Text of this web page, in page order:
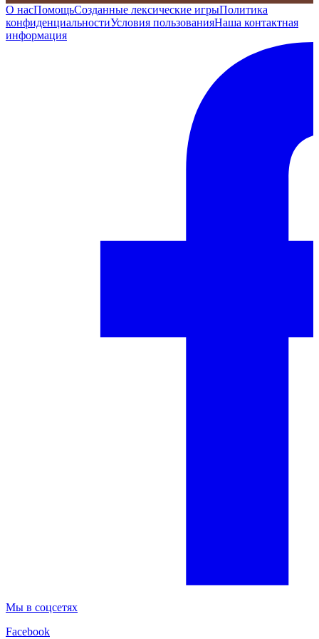
О насПомощьСозданные лексические игрыПолитика
конфиденциальностиУсловия пользованияНаша контактная
информация
Мы в соцсетях
Facebook